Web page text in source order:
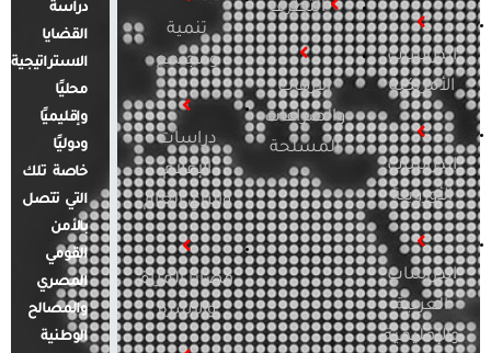
الدراسات
الأمريكية
الدراسات
الأوروبية
الدراسات
العربية
والإقليمية
التطرف
الإرهاب
والصراعات
المسلحة
تنمية
ومجتمع
دراسات
الإعلام
والرأي العام
قضايا المرأة
والأسرة
دراسة
القضايا
الاستراتيجية
محليًا
وإقليميًا
ودوليًا
خاصة تلك
التي تتصل
بالأمن
القومي
المصري
والمصالح
الوطنية